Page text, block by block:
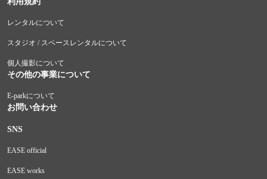
レンタルについて
スタジオ / スペースレンタルについて
個人撮影について
その他の事業について
E-parkについて
お問い合わせ
SNS
EASE official
EASE works